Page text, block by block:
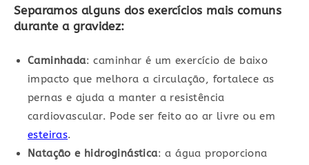
Separamos alguns dos exercícios mais comuns
durante a gravidez:
Caminhada: caminhar é um exercício de baixo
impacto que melhora a circulação, fortalece as
pernas e ajuda a manter a resistência
cardiovascular. Pode ser feito ao ar livre ou em
esteiras.
Natação e hidroginástica: a água proporciona